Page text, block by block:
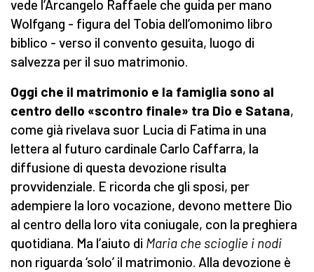
vede l’Arcangelo Raffaele che guida per mano
Wolfgang - figura del Tobia dell’omonimo libro
biblico - verso il convento gesuita, luogo di
salvezza per il suo matrimonio.
Oggi che il matrimonio e la famiglia sono al
centro dello «scontro finale» tra Dio e Satana,
come già rivelava suor Lucia di Fatima in una
lettera al futuro cardinale Carlo Caffarra, la
diffusione di questa devozione risulta
provvidenziale. E ricorda che gli sposi, per
adempiere la loro vocazione, devono mettere Dio
al centro della loro vita coniugale, con la preghiera
quotidiana. Ma l’aiuto di Maria che scioglie i nodi
non riguarda ‘solo’ il matrimonio. Alla devozione è